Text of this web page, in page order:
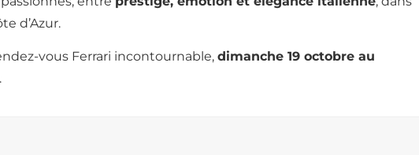
d’Azur.
vous Ferrari incontournable, dimanche 19 octobre au
.